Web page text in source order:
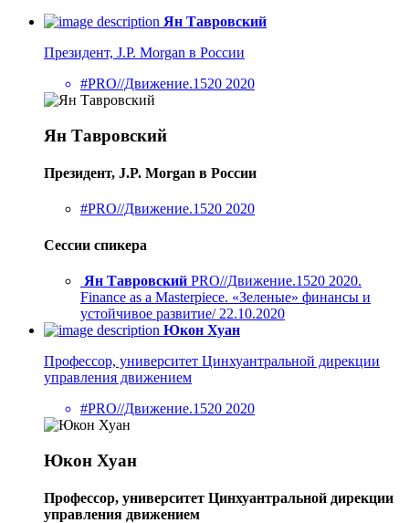
Ян Тавровский
Президент, J.P. Мorgan в России
#PRO//Движение.1520 2020
Ян Тавровский
Президент, J.P. Мorgan в России
#PRO//Движение.1520 2020
Сессии спикера
Ян Тавровский PRO//Движение.1520 2020.
Finance as a Masterpiece. «Зеленые» финансы и
устойчивое развитие/ 22.10.2020
Юкон Хуан
Профессор, университет Цинхуантральной дирекции
управления движением
#PRO//Движение.1520 2020
Юкон Хуан
Профессор, университет Цинхуантральной дирекции
управления движением